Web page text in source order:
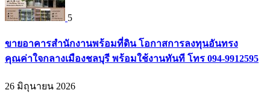
5
ขายอาคารสำนักงานพร้อมที่ดิน โอกาสการลงทุนอันทรง
คุณค่าใจกลางเมืองชลบุรี พร้อมใช้งานทันที โทร 094-9912595
26 มิถุนายน 2026